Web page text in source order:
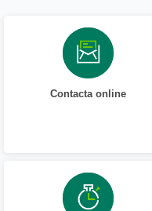
Contacta online